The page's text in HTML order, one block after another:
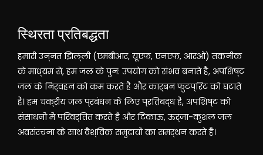
स्थिरता प्रतिबद्धता
हमारी उन्नत झिल्ली (एमबीआर, यूएफ, एनएफ, आरओ) तकनीक
के माध्यम से, हम जल के पुन: उपयोग को संभव बनाते हैं, अपशिष्ट
जल के निर्वहन को कम करते हैं और कार्बन फुटप्रिंट को घटाते
हैं। हम चक्रीय जल प्रबंधन के लिए प्रतिबद्ध हैं, अपशिष्ट को
संसाधनों में परिवर्तित करते हैं और टिकाऊ, ऊर्जा-कुशल जल
अवसंरचना के साथ वैश्विक समुदायों का समर्थन करते हैं।